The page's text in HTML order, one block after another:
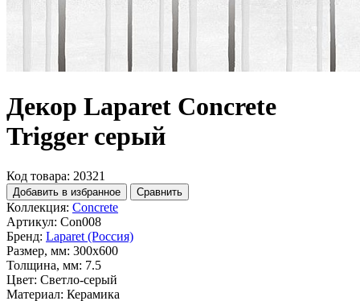
Декор Laparet Concrete
Trigger серый
Код товара: 20321
Добавить в избранное Сравнить
Коллекция: Concrete
Артикул: Con008
Бренд: Laparet (Россия)
Размер, мм: 300x600
Толщина, мм: 7.5
Цвет: Светло-серый
Материал: Керамика